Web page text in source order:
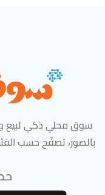
سوق محلي ذكي لبيع
بالصور، تصفّح حسب